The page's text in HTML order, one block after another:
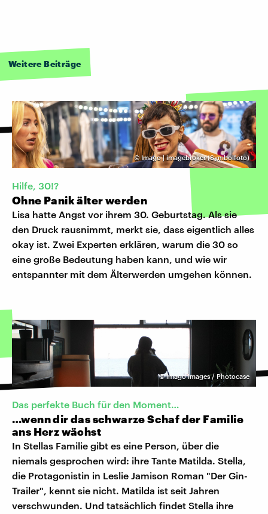
Weitere Beiträge
©Imago | imagebroker (Symbolfoto)
Hilfe, 30!?
Ohne Panik älter werden
Lisa hatte Angst vor ihrem 30. Geburtstag. Als sie
den Druck rausnimmt, merkt sie, dass eigentlich alles
okay ist. Zwei Experten erklären, warum die 30 so
eine große Bedeutung haben kann, und wie wir
entspannter mit dem Älterwerden umgehen können.
©imago images / Photocase
Das perfekte Buch für den Moment…
…wenn dir das schwarze Schaf der Familie
ans Herz wächst
In Stellas Familie gibt es eine Person, über die
niemals gesprochen wird: ihre Tante Matilda. Stella,
die Protagonistin in Leslie Jamison Roman "Der Gin-
Trailer", kennt sie nicht. Matilda ist seit Jahren
verschwunden. Und tatsächlich findet Stella ihre